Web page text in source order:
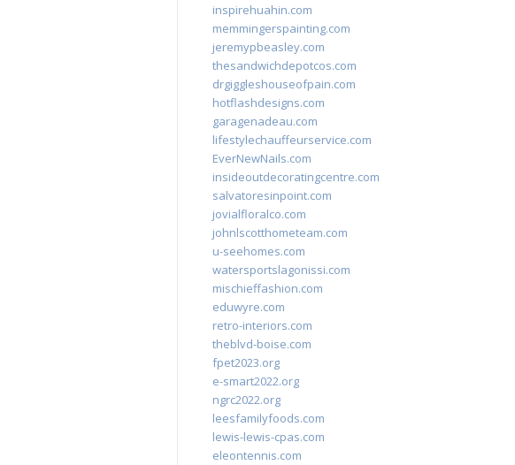
inspirehuahin.com
memmingerspainting.com
jeremypbeasley.com
thesandwichdepotcos.com
drgiggleshouseofpain.com
hotflashdesigns.com
garagenadeau.com
lifestylechauffeurservice.com
EverNewNails.com
insideoutdecoratingcentre.com
salvatoresinpoint.com
jovialfloralco.com
johnlscotthometeam.com
u-seehomes.com
watersportslagonissi.com
mischieffashion.com
eduwyre.com
retro-interiors.com
theblvd-boise.com
fpet2023.org
e-smart2022.org
ngrc2022.org
leesfamilyfoods.com
lewis-lewis-cpas.com
eleontennis.com